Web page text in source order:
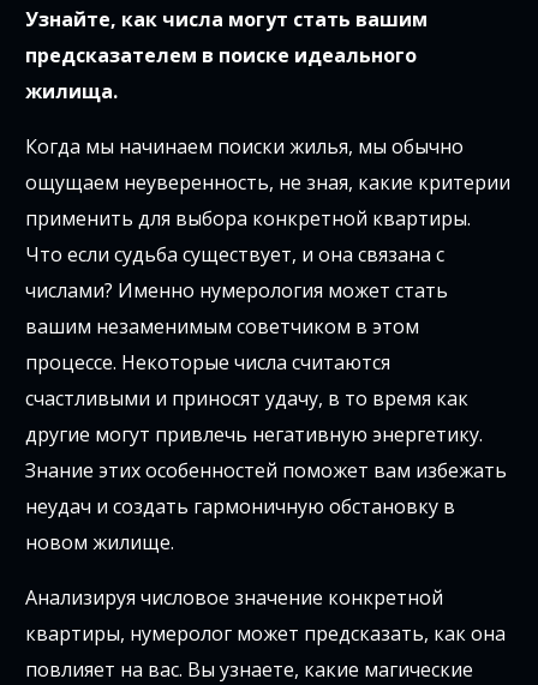
Узнайте, как числа могут стать вашим
предсказателем в поиске идеального
жилища.
Когда мы начинаем поиски жилья, мы обычно
ощущаем неуверенность, не зная, какие критерии
применить для выбора конкретной квартиры.
Что если судьба существует, и она связана с
числами? Именно нумерология может стать
вашим незаменимым советчиком в этом
процессе. Некоторые числа считаются
счастливыми и приносят удачу, в то время как
другие могут привлечь негативную энергетику.
Знание этих особенностей поможет вам избежать
неудач и создать гармоничную обстановку в
новом жилище.
Анализируя числовое значение конкретной
квартиры, нумеролог может предсказать, как она
повлияет на вас. Вы узнаете, какие магические